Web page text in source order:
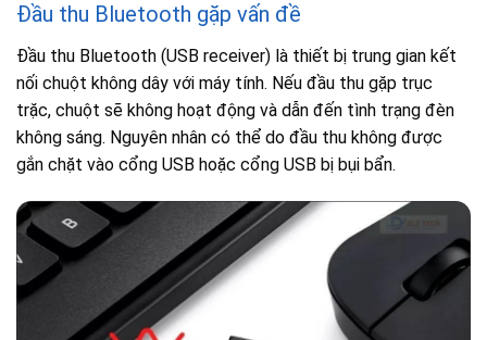
Đầu thu Bluetooth gặp vấn đề
Đầu thu Bluetooth (USB receiver) là thiết bị trung gian kết
nối chuột không dây với máy tính. Nếu đầu thu gặp trục
trặc, chuột sẽ không hoạt động và dẫn đến tình trạng đèn
không sáng. Nguyên nhân có thể do đầu thu không được
gắn chặt vào cổng USB hoặc cổng USB bị bụi bẩn.